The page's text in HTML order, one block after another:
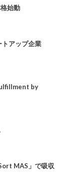
始動
アップ企業
by
MAS」で吸収